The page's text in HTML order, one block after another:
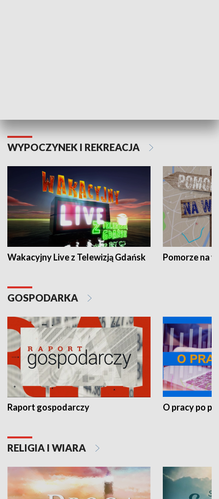
WYPOCZYNEK I REKREACJA
Wakacyjny Live z Telewizją Gdańsk Pomorze na
GOSPODARKA
Raport gospodarczy O pracy po
RELIGIA I WIARA